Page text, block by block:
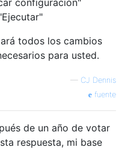
configuración"
todos los cambios
para usted.
— CJ Dennis
fuente
de un año de votar
respuesta, mi base